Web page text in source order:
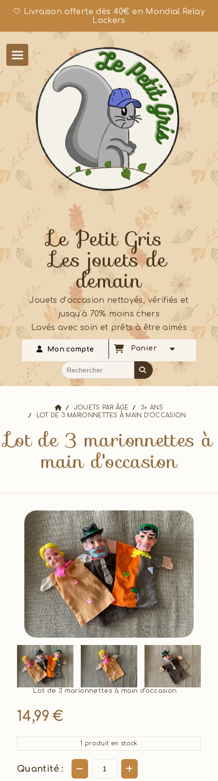
🤍 Livraison offerte dès 40€ en Mondial Relay
Lockers
Le Petit Gris
Les jouets de
demain
Jouets d’occasion nettoyés, vérifiés et
jusqu’à 70% moins chers
Lavés avec soin et prêts à être aimés
Mon compte Panier
JOUETS PAR ÂGE
3+ ANS
LOT DE 3 MARIONNETTES À MAIN D'OCCASION
Lot de 3 marionnettes à
main d'occasion
Lot de 3 marionnettes à main d'occasion
14,99 €
1 produit en stock
Quantité :